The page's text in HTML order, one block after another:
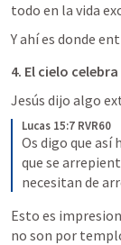
todo en la vida
Y ahí es donde
4. El cielo
Jesús dijo algo
Lucas 15:7 RVR60
Os digo que así
que se
necesitan de
Esto es
no son por